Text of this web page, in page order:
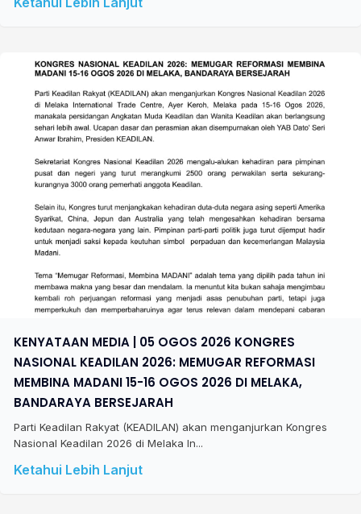
KENYATAAN MEDIA | 05 OGOS 2026 KONGRES
NASIONAL KEADILAN 2026: MEMUGAR REFORMASI
MEMBINA MADANI 15-16 OGOS 2026 DI MELAKA,
BANDARAYA BERSEJARAH
Parti Keadilan Rakyat (KEADILAN) akan menganjurkan Kongres
Nasional Keadilan 2026 di Melaka In...
Ketahui Lebih Lanjut